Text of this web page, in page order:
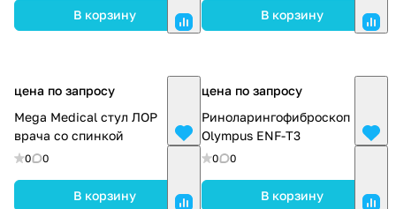
В корзину В корзину
цена по запросу
Mega Medical стул ЛОР
врача со спинкой
0 0
В корзину
цена по запросу
Риноларингофиброскоп
Olympus ENF-T3
0 0
В корзину